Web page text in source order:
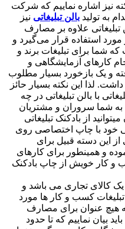
نیز اشاره نماییم که شرکت
به تولید بالن تبلیغاتی نیز
علاوه بر مصارف
استفاده قرار می‌گیرد و
شما برای تبلیغات برند و
کارهای آزمایشگاهی و
و یک بازخورد بسیار مطلوب
لذا این نکته بسیار حائز
با بالن تبلیغاتی در چه
به شما سروران و مشتریان
از بادکنک تبلیغاتی
خود با چاپ اختصاصی روی
از این دسته قبیل برای
و همینطور برای کارهای
و کار خویش از چاپ بادکنک
کالای تجاری می باشد و
کسب و کار ها مورد
هیچ عنوان برای مصارف
بیان نماییم که تا حدود